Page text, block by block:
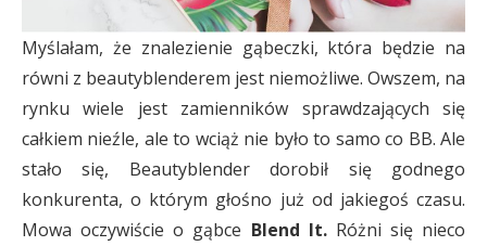
Myślałam, że znalezienie gąbeczki, która będzie na
równi z beautyblenderem jest niemożliwe. Owszem, na
rynku wiele jest zamienników sprawdzających się
całkiem nieźle, ale to wciąż nie było to samo co BB. Ale
stało się, Beautyblender dorobił się godnego
konkurenta, o którym głośno już od jakiegoś czasu.
Mowa oczywiście o gąbce Blend It.Różni się nieco